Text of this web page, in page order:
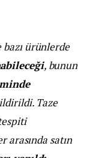
ürünlerde
, bunun
Taze
arasında satın